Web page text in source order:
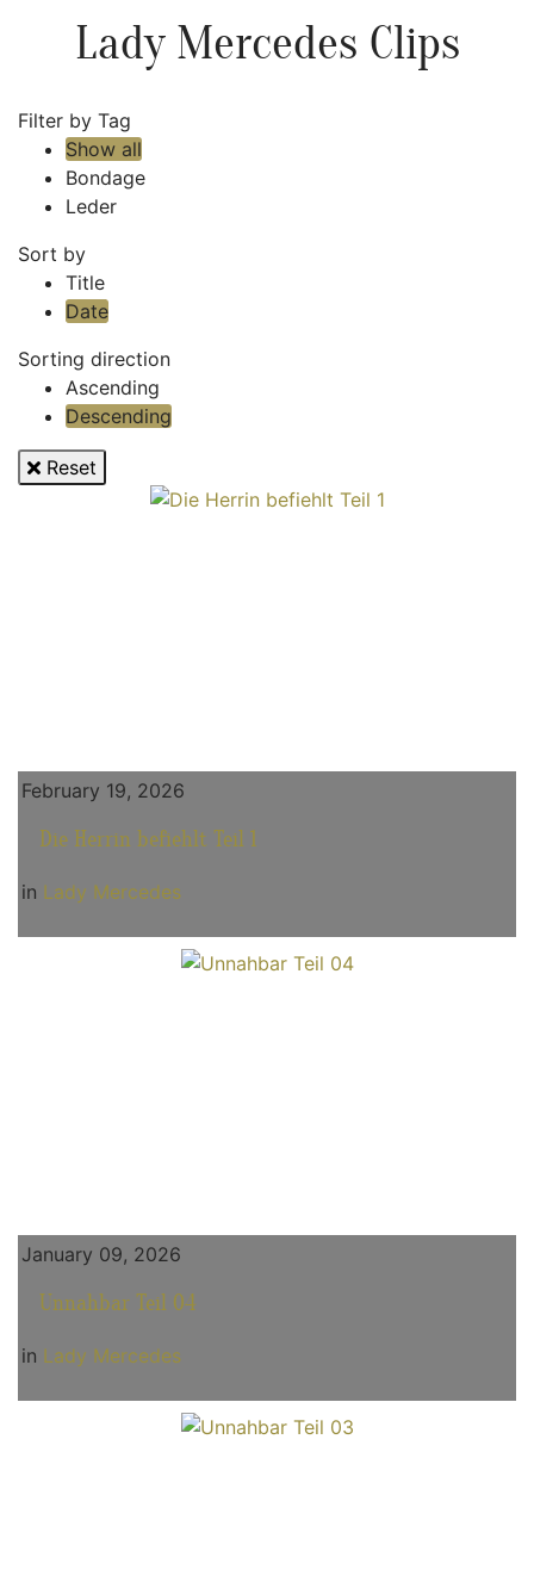
Lady Mercedes Clips
Filter by Tag
Show all
Bondage
Leder
Sort by
Title
Date
Sorting direction
Ascending
Descending
Reset
February 19, 2026
Die Herrin befiehlt Teil 1
in Lady Mercedes
January 09, 2026
Unnahbar Teil 04
in Lady Mercedes